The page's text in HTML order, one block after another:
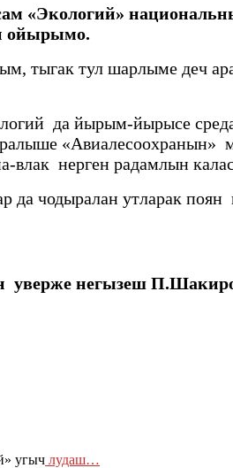
«Экологий»
ойырымо.
тыгак тул шарлыме деч
да йырым-йырысе
«Авиалесоохранын»
нерген радамлын
да чодыралан утларак
уверже негызеш
угыч лудаш…